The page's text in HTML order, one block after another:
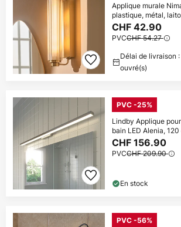
Applique murale
plastique, métal,
CHF 42.90
PVCCHF 54.27
Délai de livraison
ouvré(s)
PVC -25%
Lindby Applique
bain LED Alenia,
CHF 156.90
PVCCHF 209.90
En stock
PVC -56%